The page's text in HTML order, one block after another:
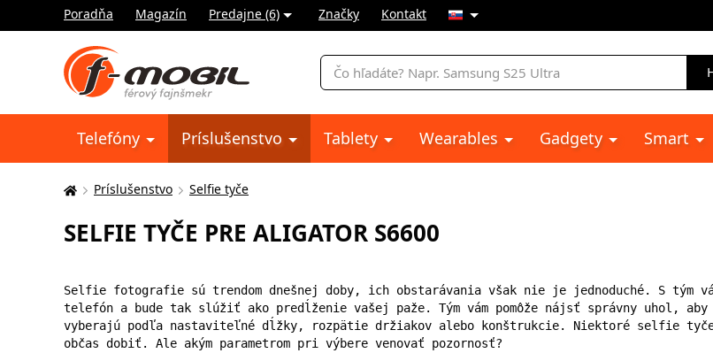
Poradňa Magazín Predajne (6) Značky Kontakt
Vyhľadávanie
Telefóny Príslušenstvo Tablety Wearables Gadgety Smart
Tu
nachádzate:
Príslušenstvo Selfie tyče
SELFIE TYČE PRE ALIGATOR S6600
Selfie fotografie sú trendom dnešnej doby, ich obstarávania však nie je jednoduché. S tým
telefón a bude tak slúžiť ako predĺženie vašej paže. Tým vám pomôže nájsť správny uhol,
vyberajú podľa nastaviteľné dĺžky, rozpätie držiakov alebo konštrukcie. Niektoré selfie
občas dobiť. Ale akým parametrom pri výbere venovať pozornosť?